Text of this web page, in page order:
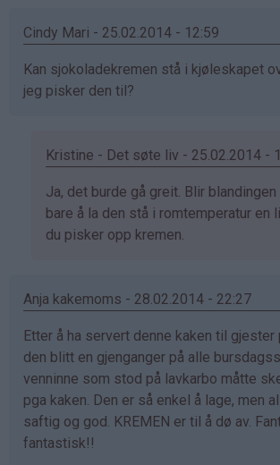
av
(ikke
bekreftet)
Cindy Mari - 25.02.2014 - 12:59
Kan sjokoladekremen stå i kjøleskapet
jeg pisker den til?
Kristine - Det søte liv - 25.02.2014 -
Som
svar
på
Mari
bekreftet)
Ja, det burde gå greit. Blir
bare å la den stå i romtemperatur en
du pisker opp kremen.
Anja kakemoms - 28.02.2014 - 22:27
Etter å ha servert denne kaken til gjester
den blitt en gjenganger på alle
venninne som stod på lavkarbo måtte
pga kaken. Den er så enkel å lage, men
saftig og god. KREMEN er til å dø av.
fantastisk!!